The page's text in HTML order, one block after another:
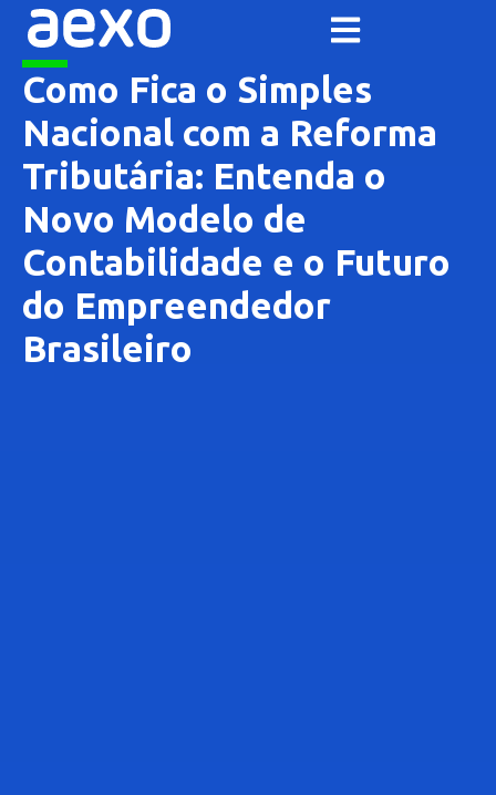
Como Fica o Simples
Nacional com a Reforma
Tributária: Entenda o
Novo Modelo de
Contabilidade e o Futuro
do Empreendedor
Brasileiro